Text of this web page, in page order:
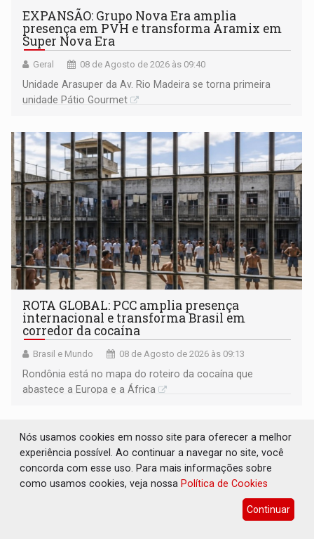
EXPANSÃO: Grupo Nova Era amplia
presença em PVH e transforma Aramix em
Super Nova Era
Geral 08 de Agosto de 2026 às 09:40
Unidade Arasuper da Av. Rio Madeira se torna primeira
unidade Pátio Gourmet
ROTA GLOBAL: PCC amplia presença
internacional e transforma Brasil em
corredor da cocaína
Brasil e Mundo 08 de Agosto de 2026 às 09:13
Rondônia está no mapa do roteiro da cocaína que
abastece a Europa e a África
Nós usamos cookies em nosso site para oferecer a melhor
experiência possível. Ao continuar a navegar no site, você
concorda com esse uso. Para mais informações sobre
como usamos cookies, veja nossa Política de Cookies
Continuar